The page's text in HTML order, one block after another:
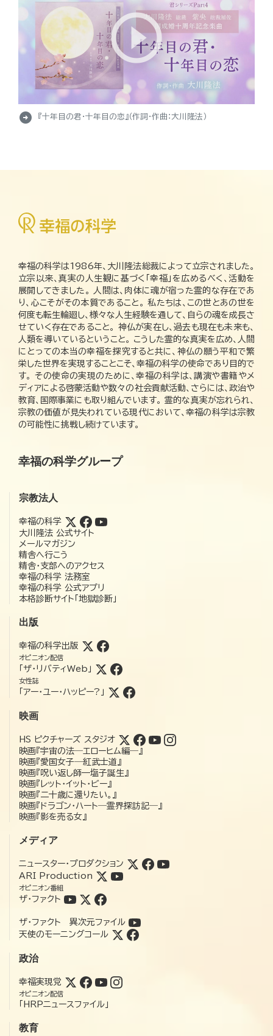
arrow_circle_right 『十年目の君・十年目の恋』（作詞・作曲：大川隆法）
幸福の科学は1986年、大川隆法総裁によって立宗されました。
立宗以来、真実の人生観に基づく「幸福」を広めるべく、活動を
展開してきました。 人間は、肉体に魂が宿った霊的な存在であ
り、心こそがその本質であること。 私たちは、この世とあの世を
何度も転生輪廻し、様々な人生経験を通して、自らの魂を成長さ
せていく存在であること。 神仏が実在し、過去も現在も未来も、
人類を導いているということ。 こうした霊的な真実を広め、人間
にとっての本当の幸福を探究すると共に、神仏の願う平和で繁
栄した世界を実現することこそ、幸福の科学の使命であり目的で
す。 その使命の実現のために、幸福の科学は、講演や書籍やメ
ディアによる啓蒙活動や数々の社会貢献活動、さらには、政治や
教育、国際事業にも取り組んでいます。 霊的な真実が忘れられ、
宗教の価値が見失われている現代において、幸福の科学は宗教
の可能性に挑戦し続けています。
幸福の科学グループ
宗教法人
幸福の科学
大川隆法 公式サイト
メールマガジン
精舎へ行こう
精舎・支部へのアクセス
幸福の科学 法務室
幸福の科学 公式アプリ
本格診断サイト「地獄診断」
出版
幸福の科学出版
オピニオン配信
「ザ・リバティWeb」
女性誌
「アー・ユー・ハッピー?」
映画
HS ピクチャーズ スタジオ
映画『宇宙の法―エローヒム編―』
映画『愛国女子―紅武士道』
映画『呪い返し師—塩子誕生』
映画『レット・イット・ビー』
映画『二十歳に還りたい。』
映画『ドラゴン・ハート―霊界探訪記―』
映画『影を売る女』
メディア
ニュースター・プロダクション
ARI Production
オピニオン番組
ザ・ファクト
ザ・ファクト 異次元ファイル
天使のモーニングコール
政治
幸福実現党
オピニオン配信
「HRPニュースファイル」
教育